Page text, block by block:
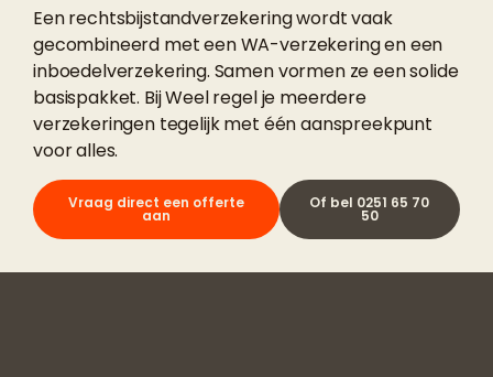
Een rechtsbijstandverzekering wordt vaak
gecombineerd met eenWA-verzekeringen een
inboedelverzekering. Samen vormen ze een solide
basispakket. Bij Weel regel je meerdere
verzekeringen tegelijk met één aanspreekpunt
voor alles.
Vraag direct een offerte
aan
Of bel 0251 65 70
50